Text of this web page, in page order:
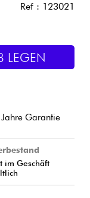
Ref : 123021
LEGEN
Garantie
im Geschäft